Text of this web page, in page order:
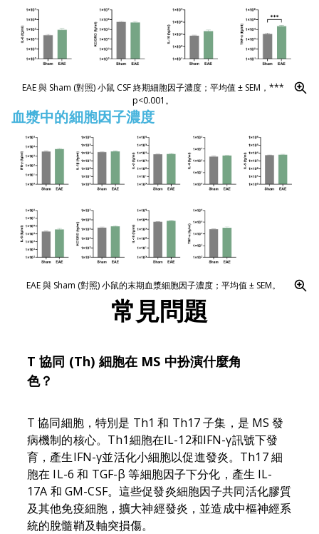
EAE 與 Sham (對照) 小鼠 CSF 終期細胞因子濃度；平均值 ± SEM，***
p<0.001。
血漿中的細胞因子濃度
EAE 與 Sham (對照) 小鼠的末期血漿細胞因子濃度；平均值 ± SEM。
常見問題
T 協同 (Th) 細胞在 MS 中扮演什麼角
色？
T 協同細胞，特別是 Th1 和 Th17 子集，是 MS 發
病機制的核心。Th1細胞在IL-12和IFN-γ訊號下發
育，產生IFN-γ並活化小細胞以促進發炎。Th17 細
胞在 IL-6 和 TGF-β 等細胞因子下分化，產生 IL-
17A 和 GM-CSF。這些促發炎細胞因子共同活化膠質
及其他免疫細胞，擴大神經發炎，並造成中樞神經系
統的脫髓鞘及軸突損傷。